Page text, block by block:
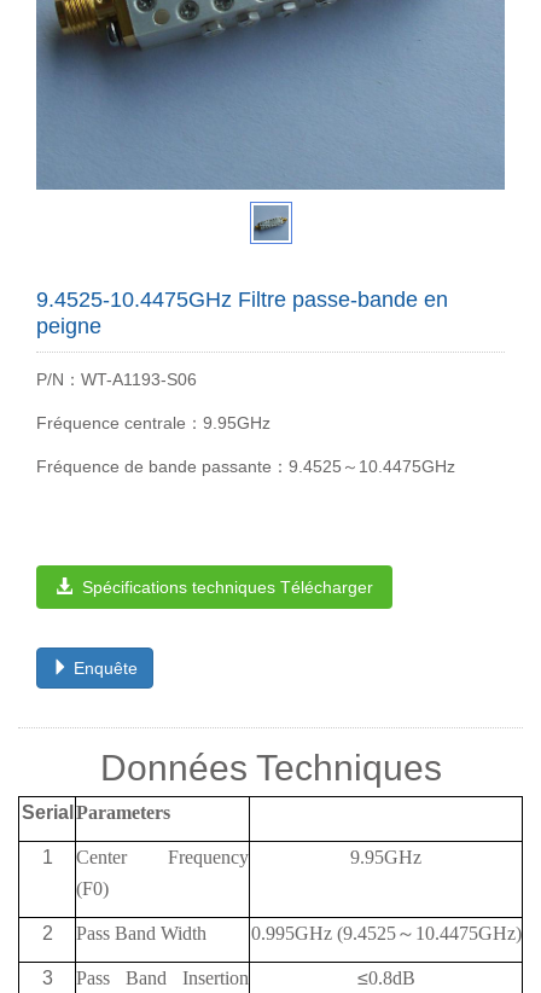
9.4525-10.4475GHz Filtre passe-bande en
peigne
P/N：WT-A1193-S06
Fréquence centrale：9.95GHz
Fréquence de bande passante：9.4525～10.4475GHz
Spécifications techniques Télécharger
Enquête
Données Techniques
Serial Parameters
1
Center Frequency
(F0)
9.95GHz
2 Pass Band Width 0.995GHz (9.4525～ 10.4475GHz)
3
Pass Band Insertion
≤0.8dB